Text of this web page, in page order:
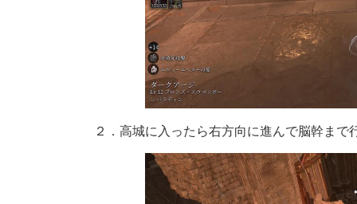
２．高城に入ったら右方向に進んで脳幹まで